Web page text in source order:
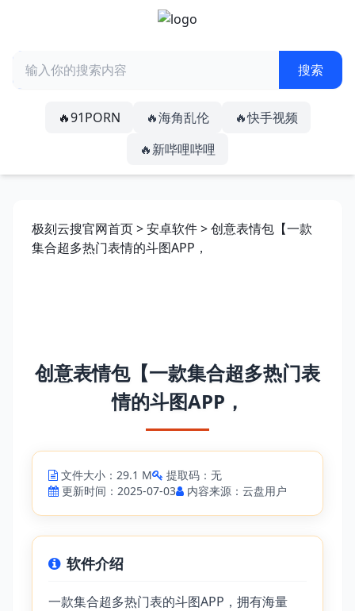
🔥91PORN 🔥海角乱伦
🔥快手视频
🔥新哔哩哔哩
极刻云搜官网首页>安卓软件> 创意表情包【一款
集合超多热门表情的斗图APP，
创意表情包【一款集合超多热门表
情的斗图APP，
文件大小：29.1 M
提取码：无
更新时间：2025-07-03
内容来源：云盘用户
软件介绍
一款集合超多热门表的斗图APP，拥有海量